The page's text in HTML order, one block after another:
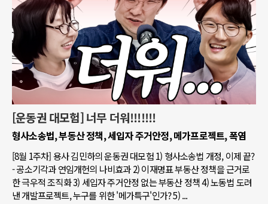
[운동권 대모험] 너무 더워!!!!!!!
형사소송법, 부동산 정책, 세입자 주거안정, 메가프로젝트, 폭염
[8월 1주차] 용사 김민하의 운동권 대모험 1) 형사소송법 개정, 이제 끝?
- 공소기각과 연임개헌의 나비효과 2) 이재명표 부동산 정책을 근거로
한 극우적 조직화 3) 세입자 주거안정 없는 부동산 정책 4) 노동법 도려
낸 개발프로젝트, 누구를 위한 '메가특구'인가? 5) ...